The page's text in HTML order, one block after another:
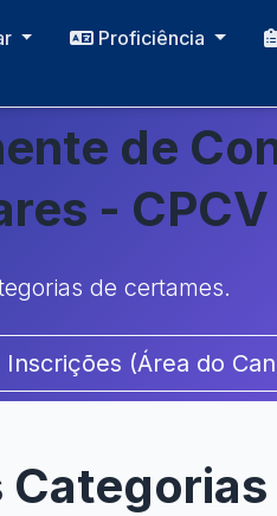
Proficiência
de
- CPCV
de certames.
Inscrições (Área do
Categorias